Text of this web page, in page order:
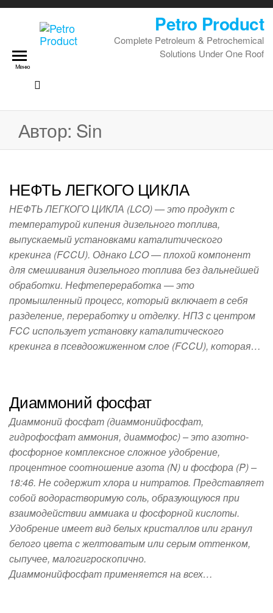
Petro Product
Complete Petroleum & Petrochemical
Solutions Under One Roof
Меню
Автор: Sin
НЕФТЬ ЛЕГКОГО ЦИКЛА
НЕФТЬ ЛЕГКОГО ЦИКЛА (LCO) — это продукт с
температурой кипения дизельного топлива,
выпускаемый установками каталитического
крекинга (FCCU). Однако LCO — плохой компонент
для смешивания дизельного топлива без дальнейшей
обработки. Нефтепереработка — это
промышленный процесс, который включает в себя
разделение, переработку и отделку. НПЗ с центром
FCC использует установку каталитического
крекинга в псевдоожиженном слое (FCCU), которая…
Диаммоний фосфат
Диаммоний фосфат (диаммонийфосфат,
гидрофосфат аммония, диаммофос) – это азотно-
фосфорное комплексное сложное удобрение,
процентное соотношение азота (N) и фосфора (P) –
18:46. Не содержит хлора и нитратов. Представляет
собой водорастворимую соль, образующуюся при
взаимодействии аммиака и фосфорной кислоты.
Удобрение имеет вид белых кристаллов или гранул
белого цвета с желтоватым или серым оттенком,
сыпучее, малогигроскопично.
Диаммонийфосфат применяется на всех…